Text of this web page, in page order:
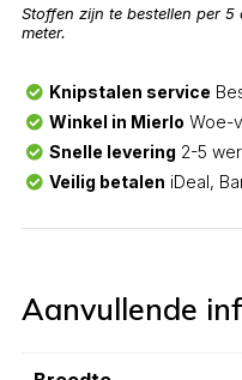
Stoffen zijn te bestellen per 5
meter.
Knipstalen service
Winkel in Mierlo Woe-
Snelle levering 2-5
Veilig betalen iDeal,
Aanvullende